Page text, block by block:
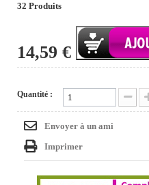
32 Produits
14,59 €
Quantité :
Envoyer à un ami
Imprimer